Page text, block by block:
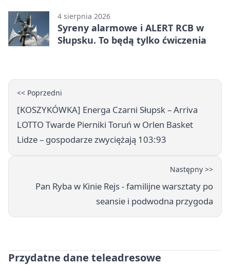
4 sierpnia 2026
Syreny alarmowe i ALERT RCB w
Słupsku. To będą tylko ćwiczenia
<< Poprzedni
[KOSZYKÓWKA] Energa Czarni Słupsk – Arriva
LOTTO Twarde Pierniki Toruń w Orlen Basket
Lidze – gospodarze zwyciężają 103:93
Następny >>
Pan Ryba w Kinie Rejs - familijne warsztaty po
seansie i podwodna przygoda
Przydatne dane teleadresowe